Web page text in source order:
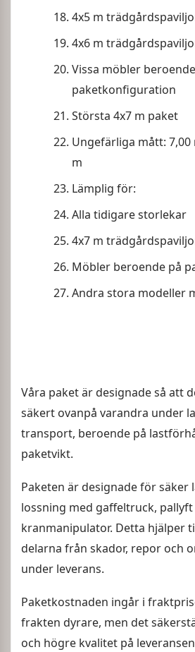
4x5 m
4x6 m
Vissa möbler
paketkonfiguration
Största 4x7 m paket
Ungefärliga mått: 7,00
m
Lämplig för:
Alla tidigare storlekar
4x7 m
Möbler beroende på
Andra stora modeller
Våra paket är designade så att
säkert ovanpå varandra under
transport, beroende på
paketvikt.
Paketen är designade för säker
lossning med gaffeltruck,
kranmanipulator. Detta hjälper
delarna från skador, repor och
under leverans.
Paketkostnaden ingår i
frakten dyrare, men det
och högre kvalitet på